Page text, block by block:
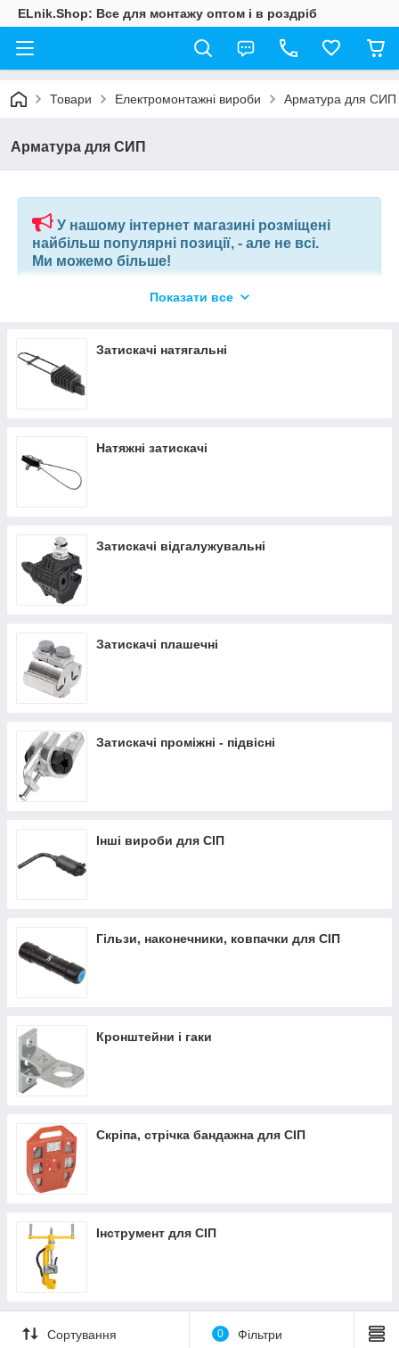
ELnik.Shop: Все для монтажу оптом і в роздріб
Товари Електромонтажні вироби Арматура для СИП
Арматура для СИП
У нашому інтернет магазині розміщені
найбільш популярні позиції, - але не всі.
Ми можемо більше!
Якщо ви шукаєте конкретну позицію або заміну товару, який
вашим запитом, або аналоги інших виробників.
+380675038212
виробничих підприємств.
Показати все
Затискачі натягальні
Натяжні затискачі
Затискачі відгалужувальні
Затискачі плашечні
Затискачі проміжні - підвісні
Інші вироби для СІП
Гільзи, наконечники, ковпачки для СІП
Кронштейни і гаки
Скріпа, стрічка бандажна для СІП
Інструмент для СІП
Сортування 0 Фільтри